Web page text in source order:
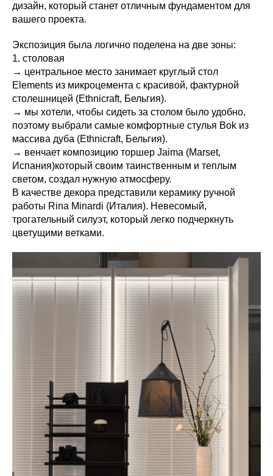
дизайн, который станет отличным фундаментом для
вашего проекта.
Экспозиция была логично поделена на две зоны:
1. столовая
→ центральное место занимает круглый стол
Elements из микроцемента с красивой, фактурной
столешницей (Ethnicraft, Бельгия).
→ мы хотели, чтобы сидеть за столом было удобно,
поэтому выбрали самые комфортные стулья Bok из
массива дуба (Ethnicraft, Бельгия).
→ венчает композицию торшер Jaima (Marset,
Испания)который своим таинственным и теплым
светом, создал нужную атмосферу.
В качестве декора представили керамику ручной
работы Rina Minardi (Италия). Невесомый,
трогательный силуэт, который легко подчеркнуть
цветущими ветками.